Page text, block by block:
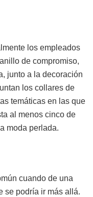
los empleados
de compromiso,
junto a la decoración
los collares de
temáticas en las que
al menos cinco de
moda perlada.
cuando de una
se podría ir más allá.